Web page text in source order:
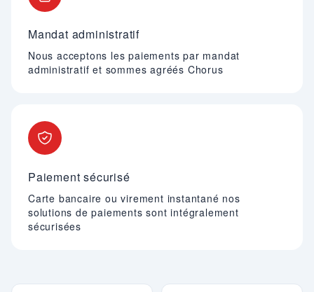
Mandat administratif
Nous acceptons les paiements par mandat
administratif et sommes agréés Chorus
Paiement sécurisé
Carte bancaire ou virement instantané nos
solutions de paiements sont intégralement
sécurisées